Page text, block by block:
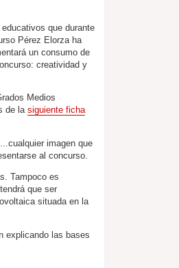
que durante
Pérez Elorza ha
un consumo de
creatividad y
Medios
de lasiguiente ficha
imagen que
al concurso.
Tampoco es
que ser
situada en la
explicando las bases